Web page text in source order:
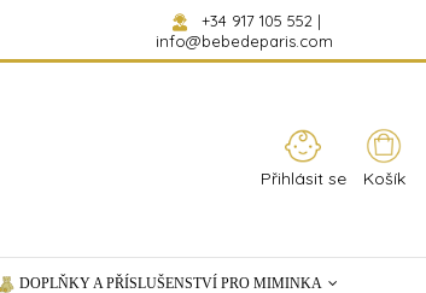
+34 917 105 552 |
info@bebedeparis.com
Přihlásit se Košík
DOPLŇKY A PŘÍSLUŠENSTVÍ PRO MIMINKA